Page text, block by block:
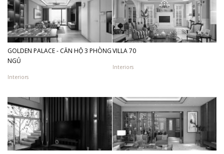
GOLDEN PALACE - CĂN HỘ 3 PHÒNG
NGỦ
Interiors
VILLA 70
Interiors